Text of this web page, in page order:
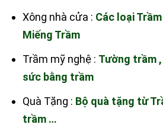
Xông nhà cửa : Các loại
Miếng Trầm
Trầm mỹ nghệ : Tường trầm
sức bằng trầm
Quà Tặng : Bộ quà tặng từ
trầm …